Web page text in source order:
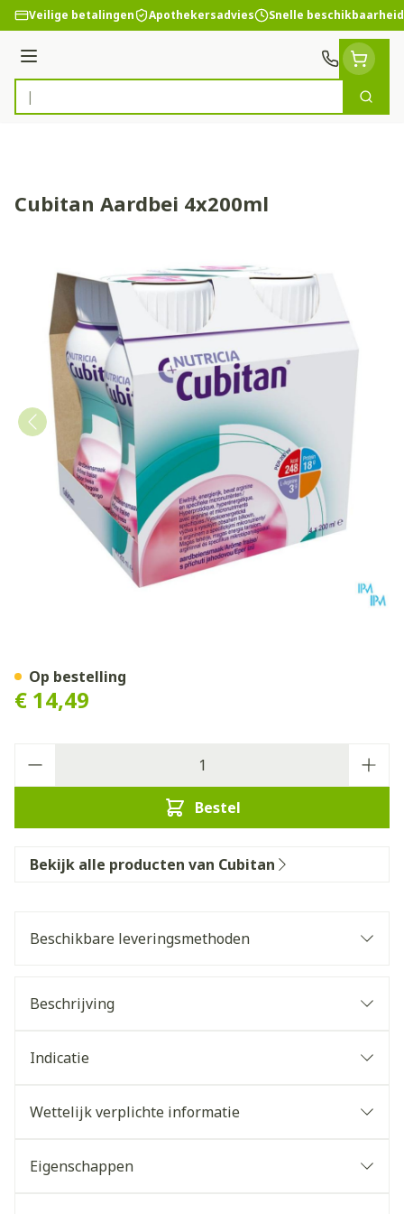
Ga naar de inhoud
Veilige betalingen Apothekersadvies Snelle beschikbaarheid
Menu
Product, merk, categorie...
Zoek
Cubitan Aardbei 4x200ml
€ 14,49
Bestel
Op bestelling
Bekijk alle producten van Cubitan
Beschikbare leveringsmethoden
Beschrijving
Indicatie
Wettelijk verplichte informatie
Eigenschappen